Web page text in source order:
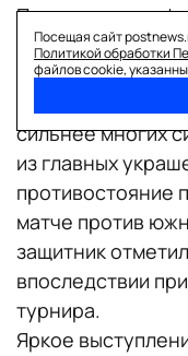
Павар на
чемпионате
матчах
Франции на
сильнее многих
из главных
противостояние
матче против
защитник
впоследствии
турнира.
Яркое
Посещая сайт
Политикой обработки
файлов cookie,